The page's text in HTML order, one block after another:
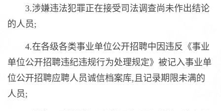
3.涉嫌违法犯罪正在接受司法调查尚未作出结论
的人员;
4.在各级各类事业单位公开招聘中因违反《事业
单位公开招聘违纪违规行为处理规定》被记入事业单
位公开招聘应聘人员诚信档案库,且记录期限未满的
人员;